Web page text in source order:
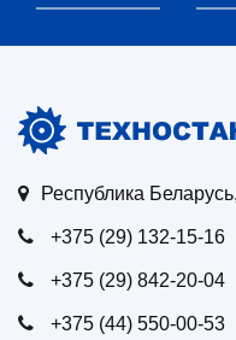
Республика
+375 (29) 132-15-16
+375 (29) 842-20-04
+375 (44) 550-00-53